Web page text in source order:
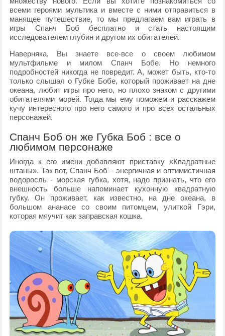
всеми героями мультика и вместе с ними отправиться в
манящее путешествие, то мы предлагаем вам играть в
игры Спанч Боб бесплатно и стать настоящим
исследователем глубин и другом их обитателей.
Наверняка, Вы знаете все-все о своем любимом
мультфильме и милом Спанч Бобе. Но немного
подробностей никогда не повредит. А, может быть, кто-то
только слышал о Губке Бобе, который проживает на дне
океана, любит игры про него, но плохо знаком с другими
обитателями морей. Тогда мы ему поможем и расскажем
кучу интересного про него самого и про всех остальных
персонажей.
Спанч Боб он же Губка Боб : все о
любимом персонаже
Иногда к его имени добавляют приставку «Квадратные
штаны». Так вот, Спанч Боб – энергичная и оптимистичная
водоросль - морская губка, хотя, надо признать, что его
внешность больше напоминает кухонную квадратную
губку. Он проживает, как известно, на дне океана, в
большом ананасе со своим питомцем, улиткой Гэри,
которая мяучит как заправская кошка.